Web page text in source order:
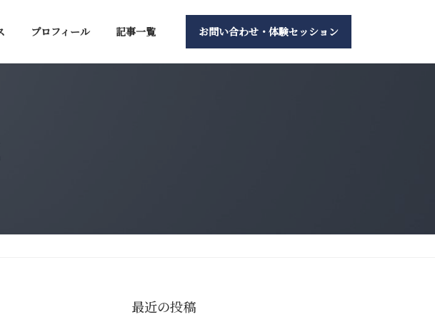
プロフィール 記事一覧 お問い合わせ・体験セッション
最近の投稿